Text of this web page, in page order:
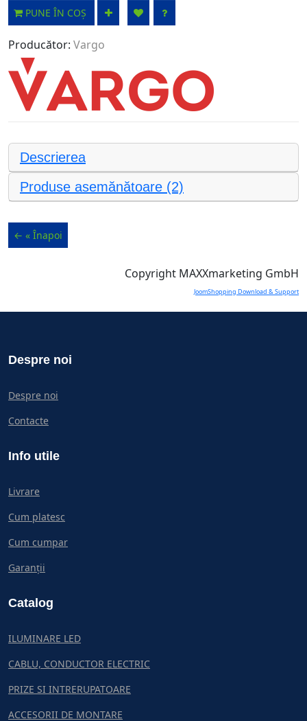
PUNE ÎN COȘ
Producător: Vargo
Descrierea
Produse asemănătoare (2)
Copyright MAXXmarketing GmbH
JoomShopping Download & Support
Despre noi
Despre noi
Contacte
Info utile
Livrare
Cum platesc
Cum cumpar
Garanții
Catalog
ILUMINARE LED
CABLU, CONDUCTOR ELECTRIC
PRIZE SI INTRERUPATOARE
ACCESORII DE MONTARE